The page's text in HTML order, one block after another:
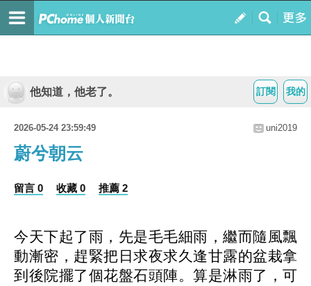
我的
訂閱
他知道，他老了。
2026-05-24 23:59:49 uni2019
蔚兮朝云
留言 0 收藏 0 推薦 2
今天下起了雨，先是毛毛細雨，繼而隨風飄
動漸密，趕緊把日求夜求久逢甘露的盆栽拿
到後院擺了個花盤石頭陣。算是淋雨了，可